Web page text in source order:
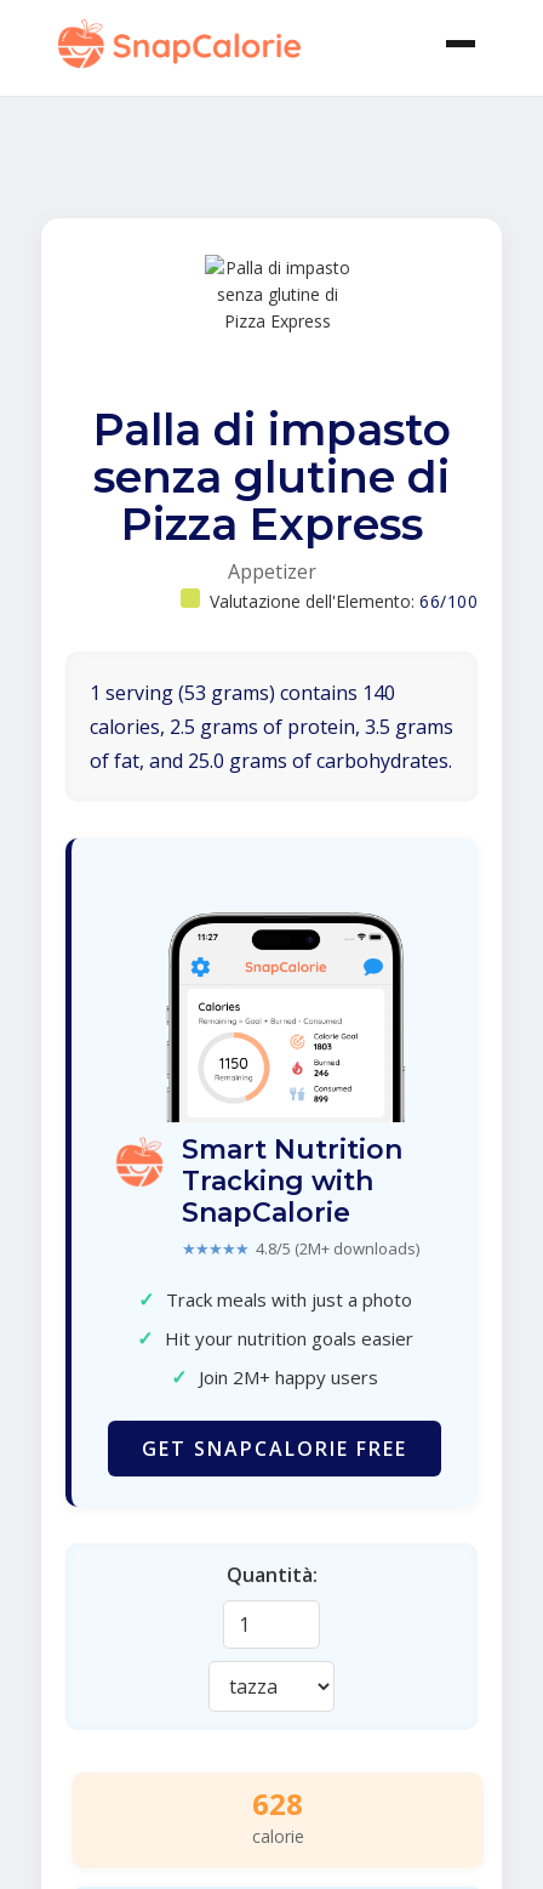
Palla di impasto
senza glutine di
Pizza Express
Appetizer
Valutazione dell'Elemento: 66/100
1 serving (53 grams) contains 140
calories, 2.5 grams of protein, 3.5 grams
of fat, and 25.0 grams of carbohydrates.
Smart Nutrition
Tracking with
SnapCalorie
★★★★★ 4.8/5 (2M+ downloads)
✓ Track meals with just a photo
✓ Hit your nutrition goals easier
✓ Join 2M+ happy users
GET SNAPCALORIE FREE
Quantità:
628
calorie